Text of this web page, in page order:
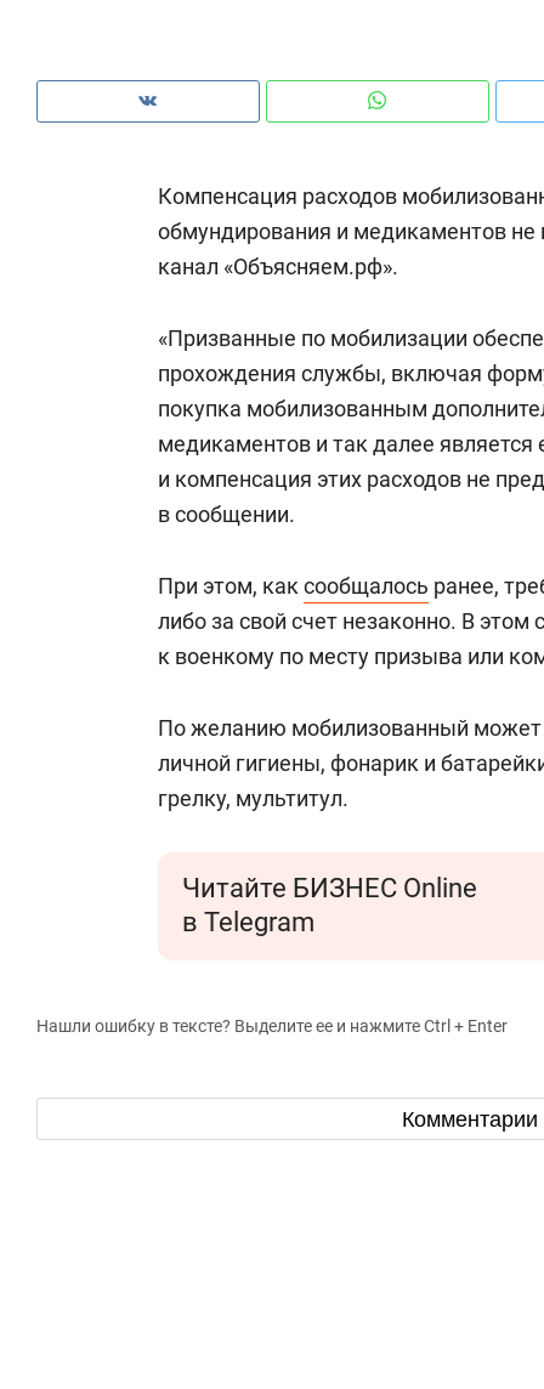
Компенсация расходов
обмундирования и медикаментов не
канал «Объясняем.рф».
«Призванные по мобилизации
прохождения службы, включая
покупка мобилизованным
медикаментов и так далее является
и компенсация этих расходов не
в сообщении.
При этом, как сообщалось ранее,
либо за свой счет незаконно. В
к военкому по месту призыва или
По желанию мобилизованный может
личной гигиены, фонарик и
грелку, мультитул.
Читайте БИЗНЕС Online
в Telegram
Нашли ошибку в тексте? Выделите ее и нажмите Ctrl + Enter
Комментарии
Наседкина: «Ремонт вместе
с мебелью за 2 миллиона –
для меня это челлендж!»
гаджета и
дней